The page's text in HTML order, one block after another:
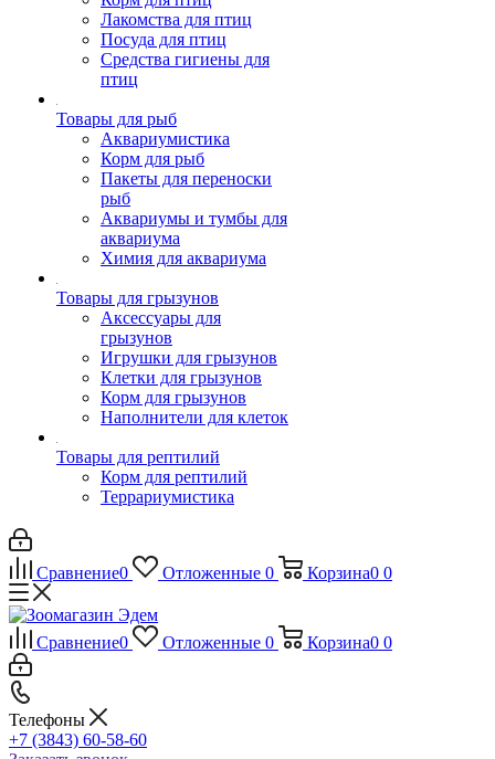
Лакомства для птиц
Посуда для птиц
Средства гигиены для
птиц
Товары для рыб
Аквариумистика
Корм для рыб
Пакеты для переноски
рыб
Аквариумы и тумбы для
аквариума
Химия для аквариума
Товары для грызунов
Аксессуары для
грызунов
Игрушки для грызунов
Клетки для грызунов
Корм для грызунов
Наполнители для клеток
Товары для рептилий
Корм для рептилий
Террариумистика
Сравнение0 Отложенные 0 Корзина0 0
Сравнение0 Отложенные 0 Корзина0 0
Телефоны
+7 (3843) 60-58-60